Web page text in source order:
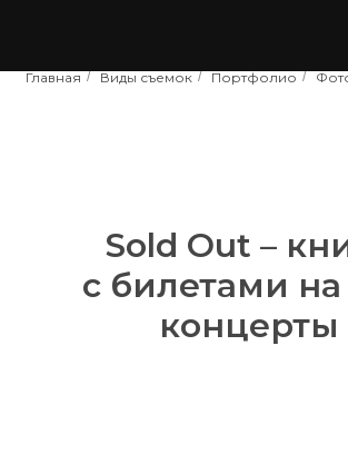
Главная / Виды съемок / Портфолио /
Sold Out –
с билетами
концерты